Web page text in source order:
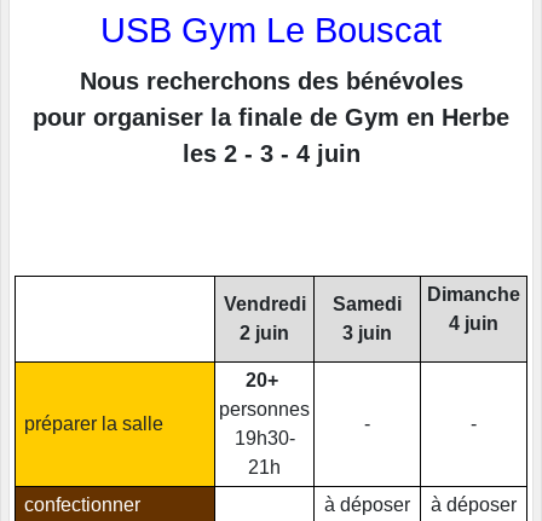
USB Gym Le Bouscat
Nous recherchons des bénévoles
pour organiser la finale de Gym en Herbe
les 2 - 3 - 4 juin
Vendredi
2 juin
Samedi
3 juin
Dimanche
4 juin
préparer la salle
20+
personnes
19h30-
21h
- -
confectionner
à déposer
à déposer